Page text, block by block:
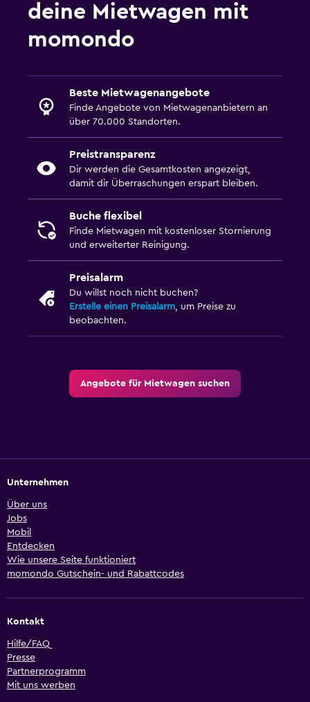
deine Mietwagen mit
momondo
Beste Mietwagenangebote
Finde Angebote von Mietwagenanbietern an
über 70.000 Standorten.
Preistransparenz
Dir werden die Gesamtkosten angezeigt,
damit dir Überraschungen erspart bleiben.
Buche flexibel
Finde Mietwagen mit kostenloser Stornierung
und erweiterter Reinigung.
Preisalarm
Du willst noch nicht buchen?
Erstelle einen Preisalarm, um Preise zu
beobachten.
Angebote für Mietwagen suchen
Unternehmen
Über uns
Jobs
Mobil
Entdecken
Wie unsere Seite funktioniert
momondo Gutschein- und Rabattcodes
Kontakt
Hilfe/FAQ
Presse
Partnerprogramm
Mit uns werben